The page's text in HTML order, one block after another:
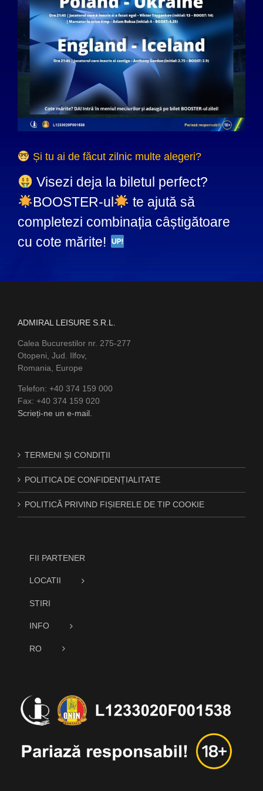
Și tu ai de făcut zilnic multe alegeri?
Visezi deja la biletul perfect?
BOOSTER-ul
te ajută să
completezi combinația câștigătoare
cu cote mărite!
ADMIRAL LEISURE S.R.L.
Calea Bucurestilor nr. 275-277
Otopeni, Jud. Ilfov,
Romania, Europe
Telefon: +40 374 159 000
Fax: +40 374 159 020
Scrieți-ne un e-mail.
TERMENI ȘI CONDIȚII
POLITICA DE CONFIDENȚIALITATE
POLITICĂ PRIVIND FIȘIERELE DE TIP COOKIE
FII PARTENER
LOCATII
STIRI
INFO
RO